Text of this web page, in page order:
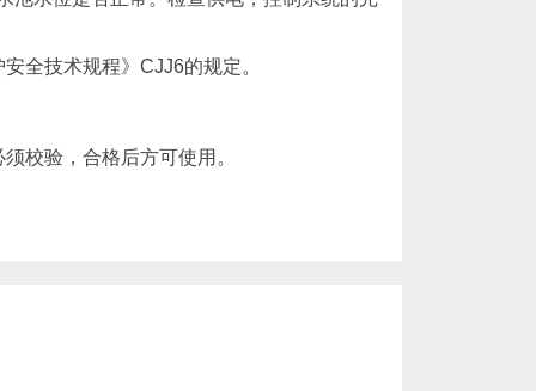
技术规程》CJJ6的规定。
验，合格后方可使用。